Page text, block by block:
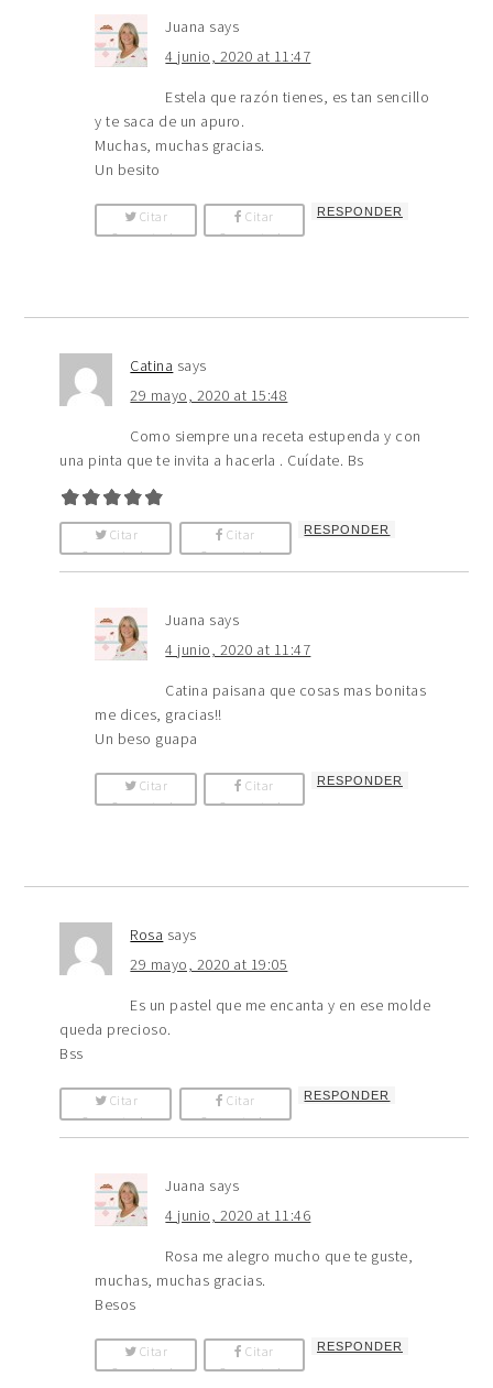
Juana says
4 junio, 2020 at 11:47
Estela que razón tienes, es tan sencillo
y te saca de un apuro.
Muchas, muchas gracias.
Un besito
Citar
Comentario
Citar
Comentario
RESPONDER
Catina says
29 mayo, 2020 at 15:48
Como siempre una receta estupenda y con
una pinta que te invita a hacerla . Cuídate. Bs
Citar
Comentario
Citar
Comentario
RESPONDER
Juana says
4 junio, 2020 at 11:47
Catina paisana que cosas mas bonitas
me dices, gracias!!
Un beso guapa
Citar
Comentario
Citar
Comentario
RESPONDER
Rosa says
29 mayo, 2020 at 19:05
Es un pastel que me encanta y en ese molde
queda precioso.
Bss
Citar
Comentario
Citar
Comentario
RESPONDER
Juana says
4 junio, 2020 at 11:46
Rosa me alegro mucho que te guste,
muchas, muchas gracias.
Besos
Citar
Comentario
Citar
Comentario
RESPONDER